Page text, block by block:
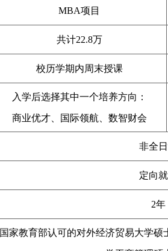
MBA项目
共计22.8万
校历学期内周末授课
入学后选择其中一个培养方向：
商业优才、国际领航、数智财会
非全日
定向
2年
国家教育部认可的对外经济贸易大学